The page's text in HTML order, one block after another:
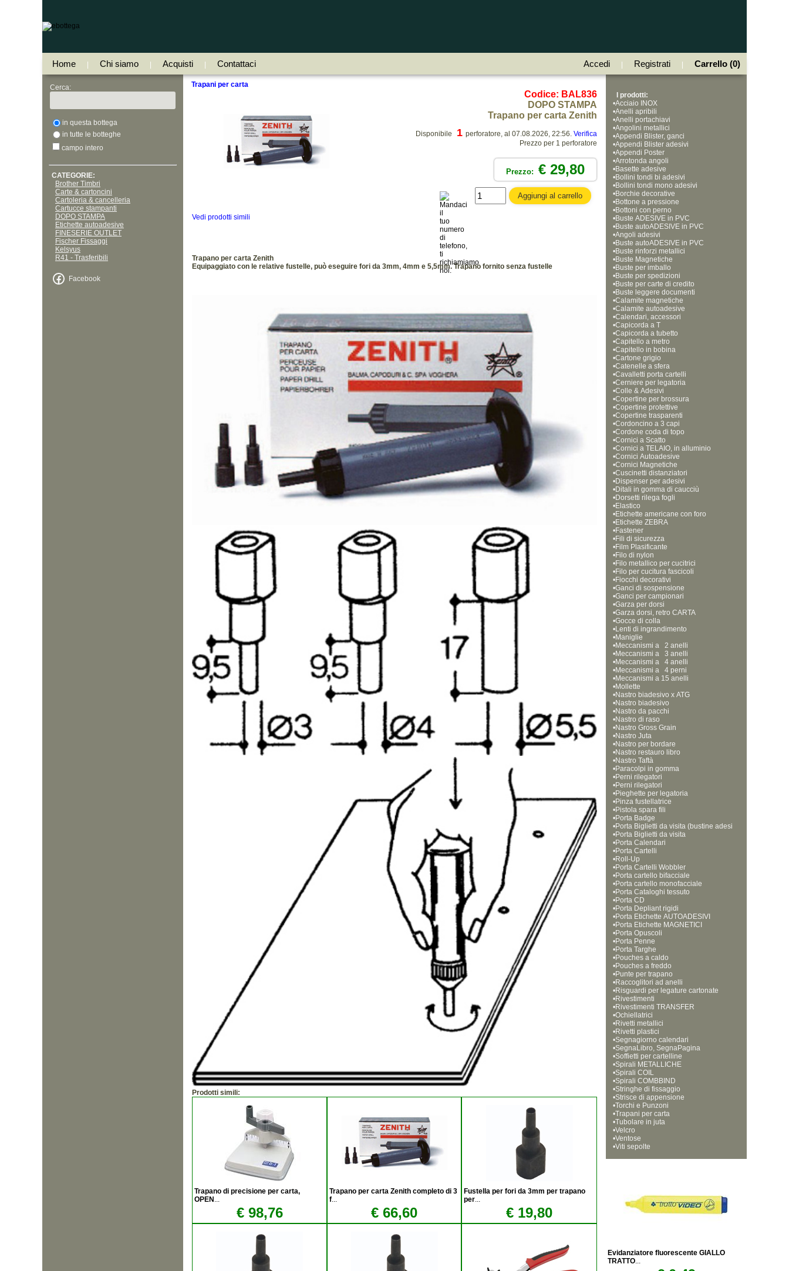
Home Chi siamo Acquisti Contattaci Accedi Registrati Carrello (0)
Cerca:
in questa bottega
in tutte le botteghe
campo intero
CATEGORIE:
Brother Timbri
Carte & cartoncini
Cartoleria & cancelleria
Cartucce stampanti
DOPO STAMPA
Etichette autoadesive
FINESERIE OUTLET
Fischer Fissaggi
Kelsyus
R41 - Trasferibili
Facebook
Trapani per carta
Codice: BAL836
DOPO STAMPA
Trapano per carta Zenith
Disponibile 1 perforatore, al 07.08.2026, 22:56. Verifica
Prezzo per 1 perforatore
Prezzo: € 29,80
Vedi prodotti simili
Trapano per carta Zenith
Equipaggiato con le relative fustelle, può eseguire fori da 3mm, 4mm e 5,5mm. Trapano fornito senza fustelle
Prodotti simili:
Trapano di precisione per carta,
OPEN ...
€ 98,76
Trapano per carta Zenith completo di 3
f...
€ 66,60
Fustella per fori da 3mm per trapano
per...
€ 19,80
I prodotti:
•Acciaio INOX
•Anelli apribili
•Anelli portachiavi
•Angolini metallici
•Appendi Blister, ganci
•Appendi Blister adesivi
•Appendi Poster
•Arrotonda angoli
•Basette adesive
•Bollini tondi bi adesivi
•Bollini tondi mono adesivi
•Borchie decorative
•Bottone a pressione
•Bottoni con perno
•Buste ADESIVE in PVC
•Buste autoADESIVE in PVC
•Angoli adesivi
•Buste autoADESIVE in PVC
•Buste rinforzi metallici
•Buste Magnetiche
•Buste per imballo
•Buste per spedizioni
•Buste per carte di credito
•Buste leggere documenti
•Calamite magnetiche
•Calamite autoadesive
•Calendari, accessori
•Capicorda a T
•Capicorda a tubetto
•Capitello a metro
•Capitello in bobina
•Cartone grigio
•Catenelle a sfera
•Cavalletti porta cartelli
•Cerniere per legatoria
•Colle & Adesivi
•Copertine per brossura
•Copertine protettive
•Copertine trasparenti
•Cordoncino a 3 capi
•Cordone coda di topo
•Cornici a Scatto
•Cornici a TELAIO, in alluminio
•Cornici Autoadesive
•Cornici Magnetiche
•Cuscinetti distanziatori
•Dispenser per adesivi
•Ditali in gomma di caucciù
•Dorsetti rilega fogli
•Elastico
•Etichette americane con foro
•Etichette ZEBRA
•Fastener
•Fili di sicurezza
•Film Plasificante
•Filo di nylon
•Filo metallico per cucitrici
•Filo per cucitura fascicoli
•Fiocchi decorativi
•Ganci di sospensione
•Ganci per campionari
•Garza per dorsi
•Garza dorsi, retro CARTA
•Gocce di colla
•Lenti di ingrandimento
•Maniglie
•Meccanismi a   2 anelli
•Meccanismi a   3 anelli
•Meccanismi a   4 anelli
•Meccanismi a   4 perni
•Meccanismi a 15 anelli
•Mollette
•Nastro biadesivo x ATG
•Nastro biadesivo
•Nastro da pacchi
•Nastro di raso
•Nastro Gross Grain
•Nastro Juta
•Nastro per bordare
•Nastro restauro libro
•Nastro Taftà
•Paracolpi in gomma
•Perni rilegatori
•Perni rilegatori
•Pieghette per legatoria
•Pinza fustellatrice
•Pistola spara fili
•Porta Badge
•Porta Biglietti da visita (bustine adesi
ve)
•Porta Biglietti da visita
•Porta Calendari
•Porta Cartelli
•Roll-Up
•Porta Cartelli Wobbler
•Porta cartello bifacciale
•Porta cartello monofacciale
•Porta Cataloghi tessuto
•Porta CD
•Porta Depliant rigidi
•Porta Etichette AUTOADESIVI
•Porta Etichette MAGNETICI
•Porta Opuscoli
•Porta Penne
•Porta Targhe
•Pouches a caldo
•Pouches a freddo
•Punte per trapano
•Raccoglitori ad anelli
•Risguardi per legature cartonate
•Rivestimenti
•Rivestimenti TRANSFER
•Ochiellatrici
•Rivetti metallici
•Rivetti plastici
•Segnagiorno calendari
•SegnaLibro, SegnaPagina
•Soffietti per cartelline
•Spirali METALLICHE
•Spirali COIL
•Spirali COMBBIND
•Stringhe di fissaggio
•Strisce di appensione
•Torchi e Punzoni
•Trapani per carta
•Tubolare in juta
•Velcro
•Ventose
•Viti sepolte
Evidanziatore fluorescente GIALLO
TRATTO...